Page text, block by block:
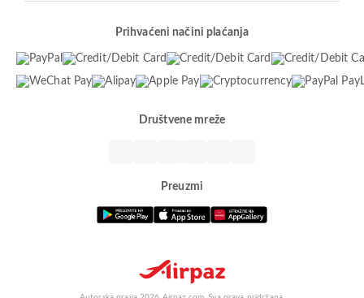
Prihvaćeni načini plaćanja
Društvene mreže
Preuzmi